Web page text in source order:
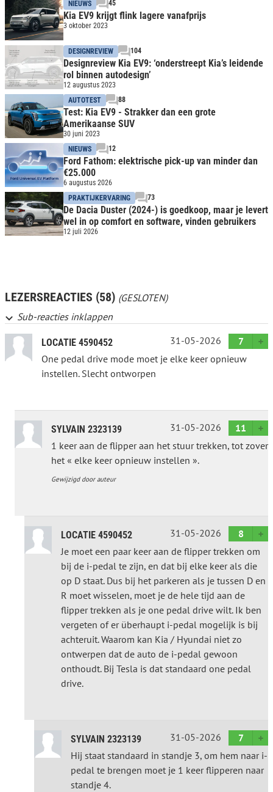
NIEUWS 45
Kia EV9 krijgt flink lagere vanafprijs
3 oktober 2023
DESIGNREVIEW 104
Designreview Kia EV9: ‘onderstreept Kia’s leidende
rol binnen autodesign’
12 augustus 2023
AUTOTEST
88
Test: Kia EV9 - Strakker dan een grote
Amerikaanse SUV
30 juni 2023
NIEUWS
12
Ford Fathom: elektrische pick-up van minder dan
€25.000
6 augustus 2026
PRAKTIJKERVARING
73
De Dacia Duster (2024-) is goedkoop, maar je levert
wel in op comfort en software, vinden gebruikers
12 juli 2026
LEZERSREACTIES (58) (GESLOTEN)
Sub-reacties inklappen
LOCATIE 4590452 31-05-2026
7
One pedal drive mode moet je elke keer opnieuw
instellen. Slecht ontworpen
SYLVAIN 2323139 31-05-2026
11
1 keer aan de flipper aan het stuur trekken, tot zover
het « elke keer opnieuw instellen ».
Gewijzigd door auteur
LOCATIE 4590452 31-05-2026
8
Je moet een paar keer aan de flipper trekken om
bij de i-pedal te zijn, en dat bij elke keer als die
op D staat. Dus bij het parkeren als je tussen D en
R moet wisselen, moet je de hele tijd aan de
flipper trekken als je one pedal drive wilt. Ik ben
vergeten of er überhaupt i-pedal mogelijk is bij
achteruit. Waarom kan Kia / Hyundai niet zo
ontwerpen dat de auto de i-pedal gewoon
onthoudt. Bij Tesla is dat standaard one pedal
drive.
SYLVAIN 2323139 31-05-2026
7
Hij staat standaard in standje 3, om hem naar i-
pedal te brengen moet je 1 keer flipperen naar
standje 4.